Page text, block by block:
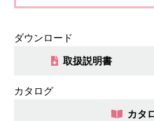
ダウンロード
取扱説明書
カタログ
カタ